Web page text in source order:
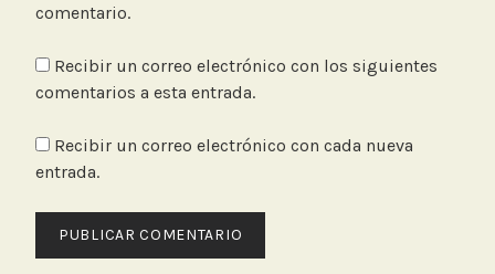
comentario.
Recibir un correo electrónico con los siguientes
comentarios a esta entrada.
Recibir un correo electrónico con cada nueva
entrada.